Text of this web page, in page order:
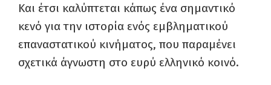
Και έτσι καλύπτεται κάπως ένα σημαντικό
κενό για την ιστορία ενός εμβληματικού
επαναστατικού κινήματος, που παραμένει
σχετικά άγνωστη στο ευρύ ελληνικό κοινό.